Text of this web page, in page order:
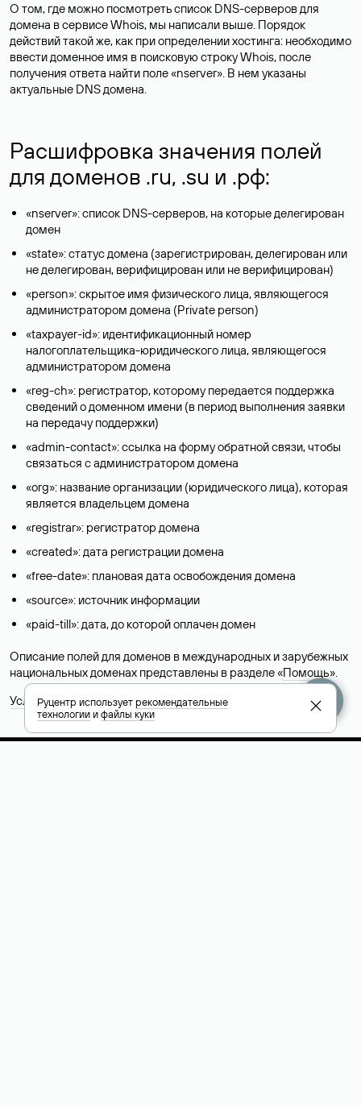
О том, где можно посмотреть список DNS-серверов для
домена в сервисе Whois, мы написали выше. Порядок
действий такой же, как при определении хостинга: необходимо
ввести доменное имя в поисковую строку Whois, после
получения ответа найти поле «nserver». В нем указаны
актуальные DNS домена.
Расшифровка значения полей
для доменов .ru, .su и .рф:
«nserver»: список DNS-серверов, на которые делегирован
домен
«state»: статус домена (зарегистрирован, делегирован или
не делегирован, верифицирован или не верифицирован)
«person»: скрытое имя физического лица, являющегося
администратором домена (Privatе person)
«taxpayer-id»: идентификационный номер
налогоплательщика-юридического лица, являющегося
администратором домена
«reg-ch»: регистратор, которому передается поддержка
сведений о доменном имени (в период выполнения заявки
на передачу поддержки)
«admin-contact»: ссылка на форму обратной связи, чтобы
связаться с администратором домена
«org»: название организации (юридического лица), которая
является владельцем домена
«registrar»: регистратор домена
«created»: дата регистрации домена
«free-date»: плановая дата освобождения домена
«source»: источник информации
«paid-till»: дата, до которой оплачен домен
Описание полей для доменов в международных и зарубежных
национальных доменах представлены в разделе «Помощь».
Условия использования Whois-сервиса
Руцентр используетрекомендательные
технологииифайлы куки